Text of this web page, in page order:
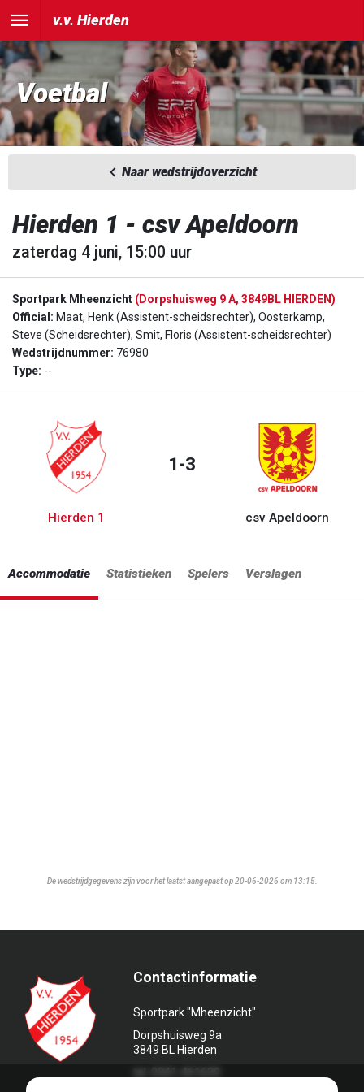
v.v. Hierden
Voetbal
Naar wedstrijdoverzicht
Hierden 1 - csv Apeldoorn
zaterdag 4 juni, 15:00 uur
Sportpark Mheenzicht (Dorpshuisweg 9 A, 3849BL HIERDEN)
Official: Maat, Henk (Assistent-scheidsrechter), Oosterkamp,
Steve (Scheidsrechter), Smit, Floris (Assistent-scheidsrechter)
Wedstrijdnummer: 76980
Type: --
Hierden 1
1-3
csv Apeldoorn
Accommodatie Statistieken Spelers Verslagen
De wedstrijdgegevens zijn voor het laatst aangepast op 20-06-2026 om 13:15.
Contactinformatie
Sportpark "Mheenzicht"
Dorpshuisweg 9a
3849 BL Hierden